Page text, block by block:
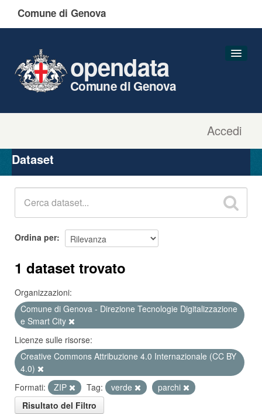
Comune di Genova
Accedi
opendata
Comune di Genova
Organizzazioni
Gruppi
Dataset
Ordina per
1 dataset trovato
Organizzazioni:
Comune di Genova - Direzione Tecnologie Digitalizzazione
e Smart City
Licenze sulle risorse:
Creative Commons Attribuzione 4.0 Internazionale (CC BY
4.0)
Formati:
ZIP Tag: verde
parchi
Risultato del Filtro